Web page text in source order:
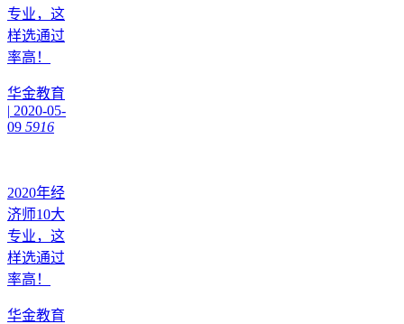
专业，这
样选通过
率高！
华金教育
| 2020-05-
09 5916
2020年经
济师10大
专业，这
样选通过
率高！
华金教育